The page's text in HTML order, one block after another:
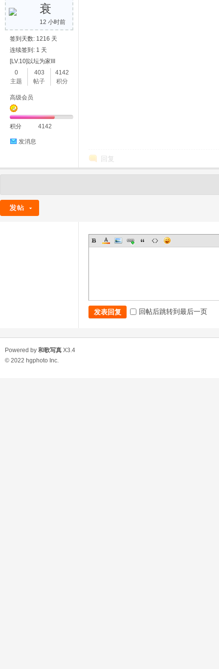
衰
12 小时前
签到天数: 1216 天
连续签到: 1 天
[LV.10]以坛为家III
0
主题
403
帖子
4142
积分
高级会员
积分 4142
发消息
回复
发表回复 回帖后跳转到最后一页
Powered by 和歌写真 X3.4
© 2022 hgphoto Inc.